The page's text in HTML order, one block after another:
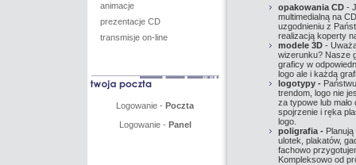
animacje
prezentacje CD
transmisje on-line
Logowanie - Poczta
Logowanie - Panel
opakowania CD -
multimedialną na
uzgodnieniu z
realizacją koperty
modele 3D -
wizerunku? Nasze
graficy w
logo ale i każdą
logotypy -
trendom, logo nie
za typowe lub
spojrzenie i ręka
logo.
poligrafia -
ulotek, plakatów,
fachowo
Kompleksowo od